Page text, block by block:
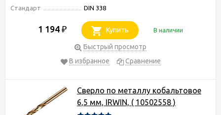
Стандарт DIN 338
1 194 ₽ Купить В наличии
Быстрый просмотр
В избранное
Сравнение
Сверло по металлу кобальтовое
6,5 мм, IRWIN, ( 10502558 )